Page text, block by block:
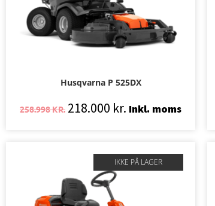
Husqvarna P 525DX
258.998KR. 218.000 kr. Inkl. moms
IKKE PÅ LAGER